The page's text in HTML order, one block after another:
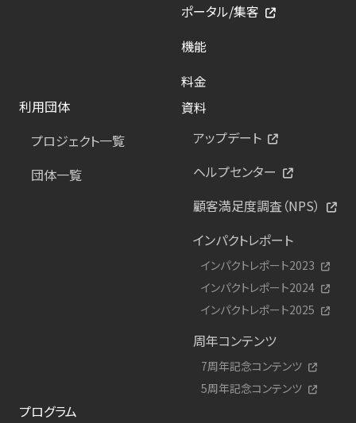
ポータル/集客
機能
料金
利用団体
プロジェクト一覧
団体一覧
資料
アップデート
ヘルプセンター
顧客満足度調査（NPS）
インパクトレポート
インパクトレポート2023
インパクトレポート2024
インパクトレポート2025
周年コンテンツ
7周年記念コンテンツ
5周年記念コンテンツ
プログラム